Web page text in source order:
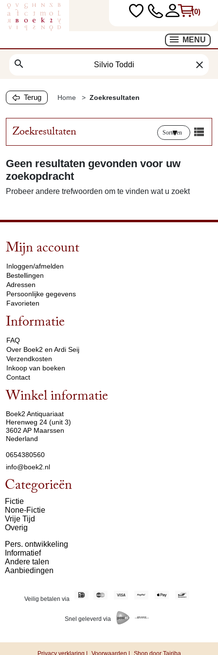
(0)
MENU
search clear
Terug Home Zoekresultaten
Zoekresultaten Sorteren
Geen resultaten gevonden voor uw
zoekopdracht
Probeer andere trefwoorden om te vinden wat u zoekt
Mijn account
Inloggen/afmelden
Bestellingen
Adressen
Persoonlijke gegevens
Favorieten
Informatie
FAQ
Over Boek2 en Ardi Seij
Verzendkosten
Inkoop van boeken
Contact
Winkel informatie
Boek2 Antiquariaat
Herenweg 24 (unit 3)
3602 AP Maarssen
Nederland
0654380560
info@boek2.nl
Categorieën
Fictie
None-Fictie
Vrije Tijd
Overig
Pers. ontwikkeling
Informatief
Andere talen
Aanbiedingen
Veilig betalen via
Snel geleverd via
Privacy verklaring | Voorwaarden | Shop door Tajriba